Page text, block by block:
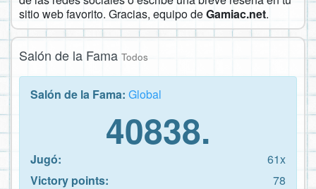
sitio web favorito. Gracias, equipo deGamiac.net.
Salón de la Fama Todos
Salón de la Fama: Global
40838.
Jugó:
61x
Victory points:
78